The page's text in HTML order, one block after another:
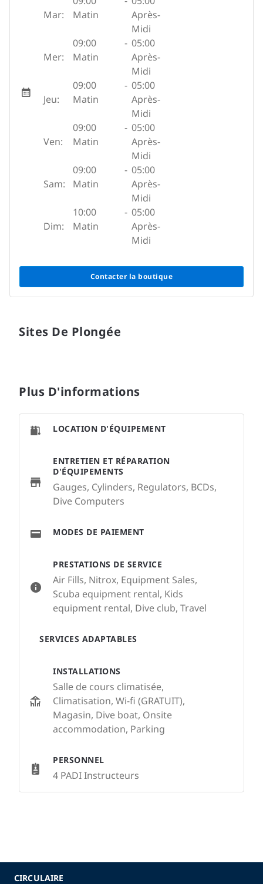
Mar:
Matin
Après-
Midi
Mer:
09:00
Matin
- 05:00
Après-
Midi
Jeu:
09:00
Matin
- 05:00
Après-
Midi
Ven:
09:00
Matin
- 05:00
Après-
Midi
Sam:
09:00
Matin
- 05:00
Après-
Midi
Dim:
10:00
Matin
- 05:00
Après-
Midi
Contacter la boutique
Sites De Plongée
Plus D'informations
PRESTATIONS DE SERVICE
Air Fills, Nitrox, Equipment Sales,
Scuba equipment rental, Kids
equipment rental, Dive club, Travel
SERVICES ADAPTABLES
INSTALLATIONS
Salle de cours climatisée,
Climatisation, Wi-fi (GRATUIT),
Magasin, Dive boat, Onsite
accommodation, Parking
PERSONNEL
4 PADI Instructeurs
LOCATION D'ÉQUIPEMENT
ENTRETIEN ET RÉPARATION
D'ÉQUIPEMENTS
Gauges, Cylinders, Regulators, BCDs,
Dive Computers
MODES DE PAIEMENT
CIRCULAIRE